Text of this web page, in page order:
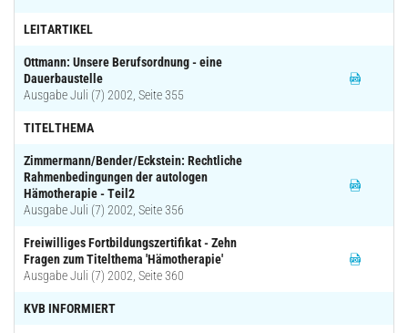
LEITARTIKEL
Ottmann: Unsere Berufsordnung - eine
Dauerbaustelle
Ausgabe Juli (7) 2002, Seite 355
TITELTHEMA
Zimmermann/Bender/Eckstein: Rechtliche
Rahmenbedingungen der autologen
Hämotherapie - Teil2
Ausgabe Juli (7) 2002, Seite 356
Freiwilliges Fortbildungszertifikat - Zehn
Fragen zum Titelthema 'Hämotherapie'
Ausgabe Juli (7) 2002, Seite 360
KVB INFORMIERT